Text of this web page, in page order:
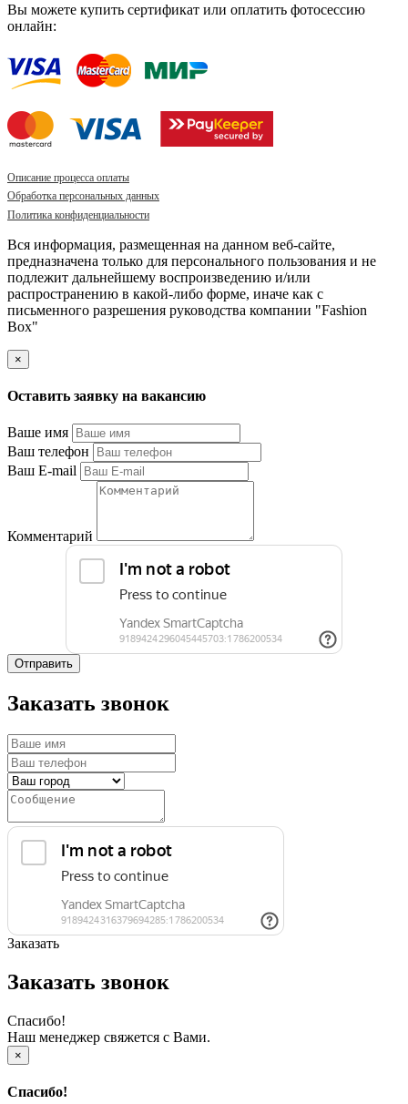
Вы можете купить сертификат или оплатить фотосессию
онлайн:
Описание процесса оплаты
Обработка персональных данных
Политика конфиденциальности
Вся информация, размещенная на данном веб-сайте,
предназначена только для персонального пользования и не
подлежит дальнейшему воспроизведению и/или
распространению в какой-либо форме, иначе как с
письменного разрешения руководства компании "Fashion
Box"
×
Оставить заявку на вакансию
Ваше имя
Ваш телефон
Ваш E-mail
Комментарий
Отправить
Заказать звонок
Заказать
Заказать звонок
Спасибо!
Наш менеджер свяжется с Вами.
×
Спасибо!